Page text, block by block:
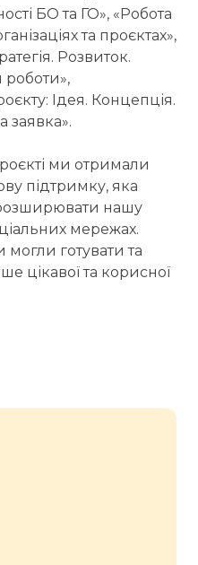
БО та ГО», «Робота
та проєктах»,
Розвиток.
роботи»,
Ідея. Концепція.
заявка».
ми отримали
підтримку, яка
нашу
мережах.
готувати та
цікавої та корисної